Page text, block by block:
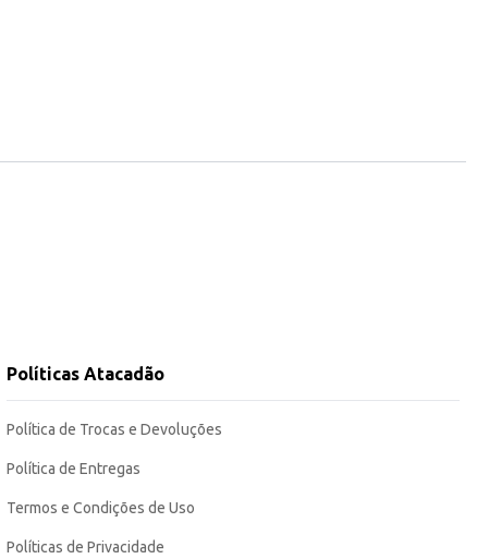
Políticas Atacadão
Política de Trocas e Devoluções
Política de Entregas
Termos e Condições de Uso
Políticas de Privacidade